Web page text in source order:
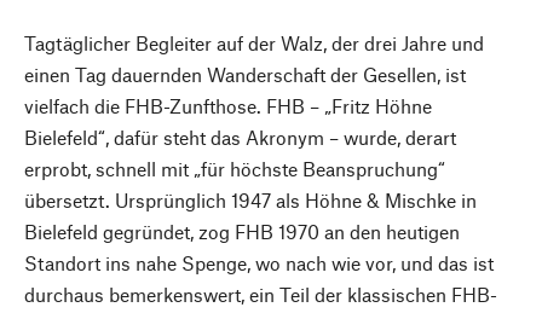
Tagtäglicher Begleiter auf der Walz, der drei Jahre und
einen Tag dauernden Wanderschaft der Gesellen, ist
vielfach die FHB-Zunfthose. FHB – „Fritz Höhne
Bielefeld“, dafür steht das Akronym – wurde, derart
erprobt, schnell mit „für höchste Beanspruchung“
übersetzt. Ursprünglich 1947 als Höhne & Mischke in
Bielefeld gegründet, zog FHB 1970 an den heutigen
Standort ins nahe Spenge, wo nach wie vor, und das ist
durchaus bemerkenswert, ein Teil der klassischen FHB-